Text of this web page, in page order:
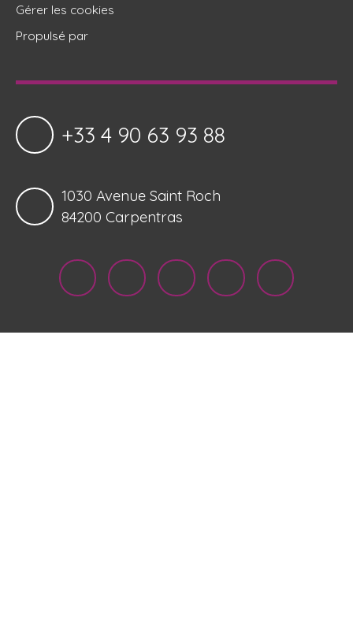
Gérer les cookies
Propulsé par
+33 4 90 63 93 88
1030 Avenue Saint Roch
84200 Carpentras